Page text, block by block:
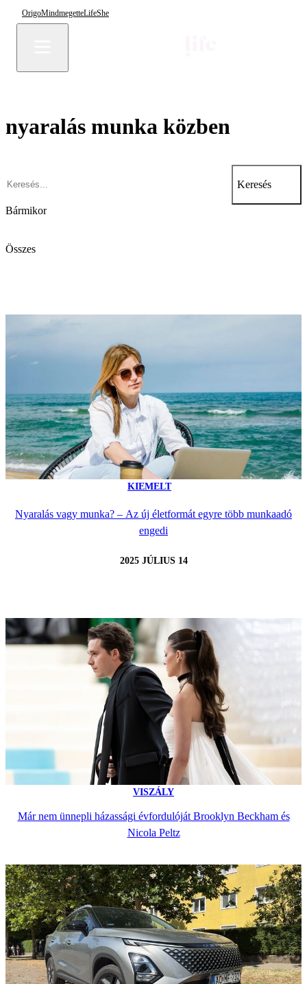
OrigoMindmegetteLifeShe
nyaralás munka közben
Keresés
Bármikor
Összes
KIEMELT
Nyaralás vagy munka? – Az új életformát egyre több munkaadó
engedi
2025 JÚLIUS 14
VISZÁLY
Már nem ünnepli házassági évfordulóját Brooklyn Beckham és
Nicola Peltz